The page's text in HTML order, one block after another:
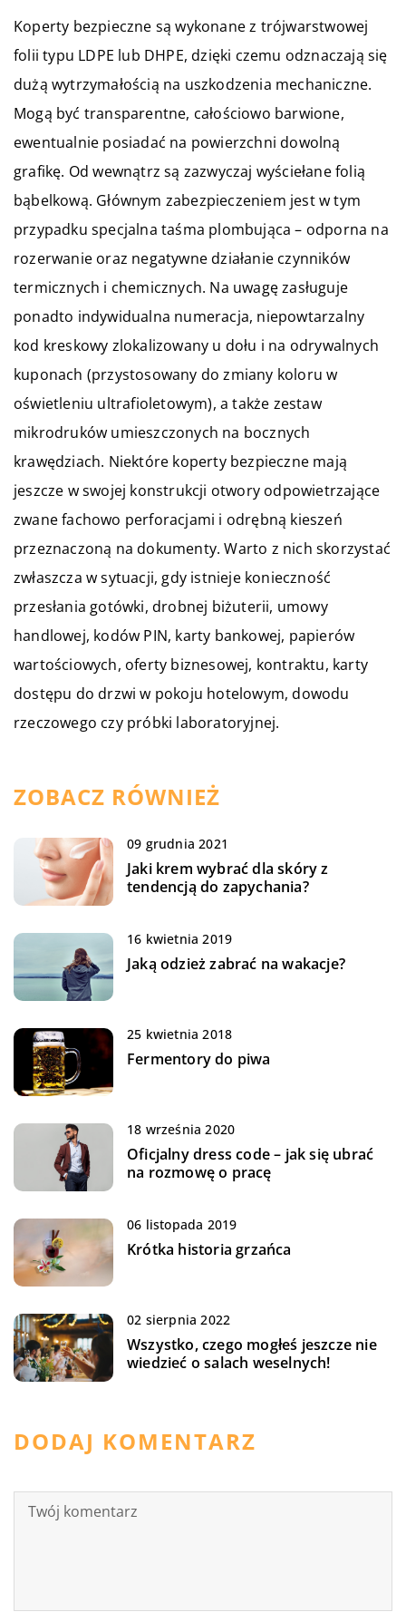
Koperty bezpieczne są wykonane z trójwarstwowej
folii typu LDPE lub DHPE, dzięki czemu odznaczają się
dużą wytrzymałością na uszkodzenia mechaniczne.
Mogą być transparentne, całościowo barwione,
ewentualnie posiadać na powierzchni dowolną
grafikę. Od wewnątrz są zazwyczaj wyściełane folią
bąbelkową. Głównym zabezpieczeniem jest w tym
przypadku specjalna taśma plombująca – odporna na
rozerwanie oraz negatywne działanie czynników
termicznych i chemicznych. Na uwagę zasługuje
ponadto indywidualna numeracja, niepowtarzalny
kod kreskowy zlokalizowany u dołu i na odrywalnych
kuponach (przystosowany do zmiany koloru w
oświetleniu ultrafioletowym), a także zestaw
mikrodruków umieszczonych na bocznych
krawędziach. Niektóre koperty bezpieczne mają
jeszcze w swojej konstrukcji otwory odpowietrzające
zwane fachowo perforacjami i odrębną kieszeń
przeznaczoną na dokumenty. Warto z nich skorzystać
zwłaszcza w sytuacji, gdy istnieje konieczność
przesłania gotówki, drobnej biżuterii, umowy
handlowej, kodów PIN, karty bankowej, papierów
wartościowych, oferty biznesowej, kontraktu, karty
dostępu do drzwi w pokoju hotelowym, dowodu
rzeczowego czy próbki laboratoryjnej.
ZOBACZ RÓWNIEŻ
09 grudnia 2021
Jaki krem wybrać dla skóry z
tendencją do zapychania?
16 kwietnia 2019
Jaką odzież zabrać na wakacje?
25 kwietnia 2018
Fermentory do piwa
18 września 2020
Oficjalny dress code – jak się ubrać
na rozmowę o pracę
06 listopada 2019
Krótka historia grzańca
02 sierpnia 2022
Wszystko, czego mogłeś jeszcze nie
wiedzieć o salach weselnych!
DODAJ KOMENTARZ